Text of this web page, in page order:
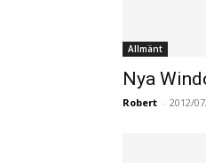
Allmänt
Nya
Robert - 2012/